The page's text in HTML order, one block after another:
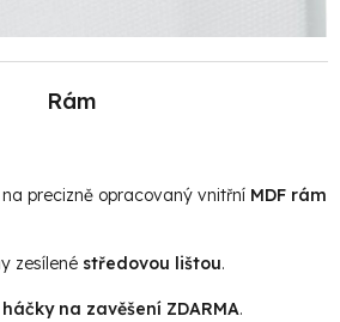
Rám
precizně opracovaný vnitřní MDF rám
zesílené středovou lištou.
háčky na zavěšení ZDARMA.